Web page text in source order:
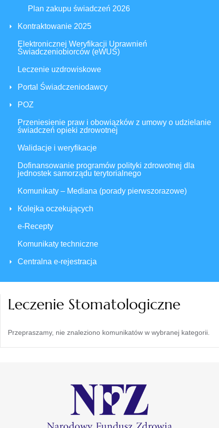
Plan zakupu świadczeń 2026
Kontraktowanie 2025
Elektronicznej Weryfikacji Uprawnień
Świadczeniobiorców (eWUŚ)
Leczenie uzdrowiskowe
Portal Świadczeniodawcy
POZ
Przeniesienie praw i obowiązków z umowy o udzielanie
świadczeń opieki zdrowotnej
Walidacje i weryfikacje
Dofinansowanie programów polityki zdrowotnej dla
jednostek samorządu terytorialnego
Komunikaty – Mediana (porady pierwszorazowe)
Kolejka oczekujących
e-Recepty
Komunikaty techniczne
Centralna e-rejestracja
Leczenie Stomatologiczne
Przepraszamy, nie znaleziono komunikatów w wybranej kategorii.